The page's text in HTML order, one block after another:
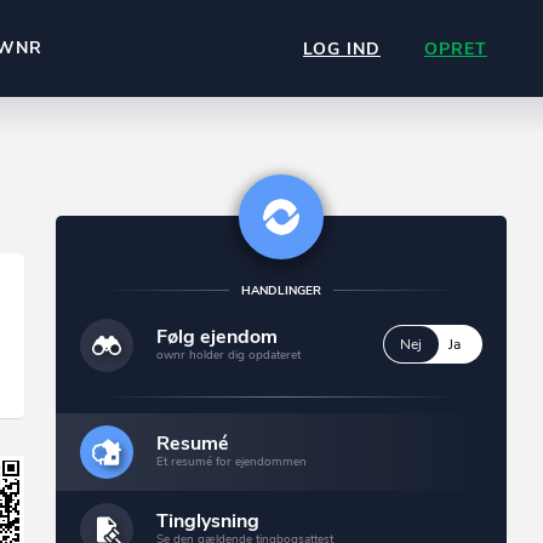
LOG IND OPRET
HANDLINGER
Følg ejendom
ownr holder dig opdateret
Nej Ja
Resumé
Et resumé for ejendommen
Tinglysning
Se den gældende tingbogsattest